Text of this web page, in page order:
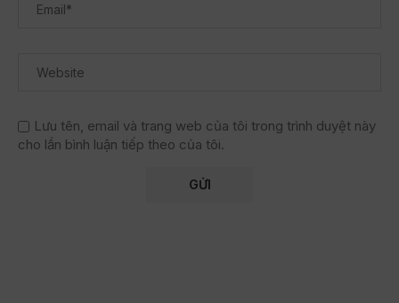
Lưu tên, email và trang web của tôi trong trình duyệt này
cho lần bình luận tiếp theo của tôi.